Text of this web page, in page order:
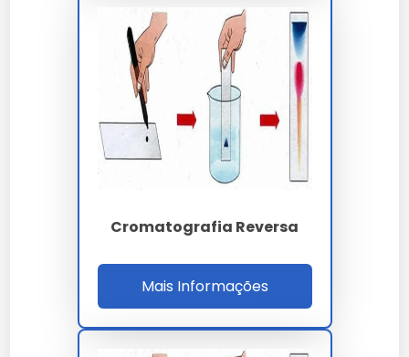
Gás de arraste
He 5.0 ou H2 6.0
purificado
Forno GC
até 450 ºC - rampa
120 ºC/min
Throughput UHPLC
120 amostras por
turno
Normas
NBR 7070 - IEC 60599
- IEEE C57.104 - ISO
Interpretação
Duval - Rogers -
Doernenburg
Cromatografia Reversa
Mais Informações